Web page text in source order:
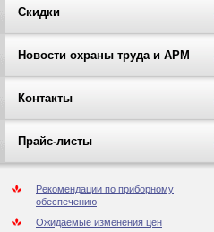
Скидки
Новости охраны труда и АРМ
Контакты
Прайс-листы
Рекомендации по приборному
обеспечению
Ожидаемые изменения цен